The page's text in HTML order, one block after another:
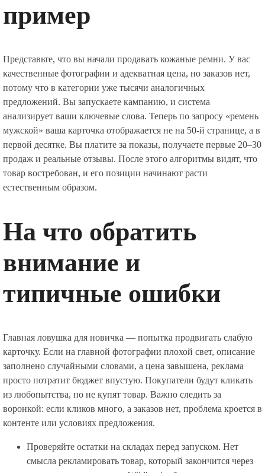
пример
Представьте, что вы начали продавать кожаные ремни. У вас
качественные фотографии и адекватная цена, но заказов нет,
потому что в категории уже тысячи аналогичных
предложений. Вы запускаете кампанию, и система
анализирует ваши ключевые слова. Теперь по запросу «ремень
мужской» ваша карточка отображается не на 50-й странице, а в
первой десятке. Вы платите за показы, получаете первые 20–30
продаж и реальные отзывы. После этого алгоритмы видят, что
товар востребован, и его позиции начинают расти
естественным образом.
На что обратить
внимание и
типичные ошибки
Главная ловушка для новичка — попытка продвигать слабую
карточку. Если на главной фотографии плохой свет, описание
заполнено случайными словами, а цена завышена, реклама
просто потратит бюджет впустую. Покупатели будут кликать
из любопытства, но не купят товар. Важно следить за
воронкой: если кликов много, а заказов нет, проблема кроется в
контенте или условиях предложения.
Проверяйте остатки на складах перед запуском. Нет
смысла рекламировать товар, который закончится через